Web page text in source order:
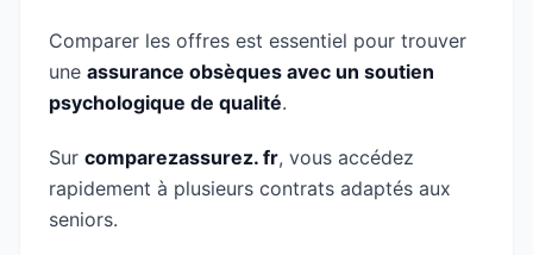
Comparer les offres est essentiel pour trouver
une assurance obsèques avec un soutien
psychologique de qualité.
Sur comparezassurez. fr, vous accédez
rapidement à plusieurs contrats adaptés aux
seniors.